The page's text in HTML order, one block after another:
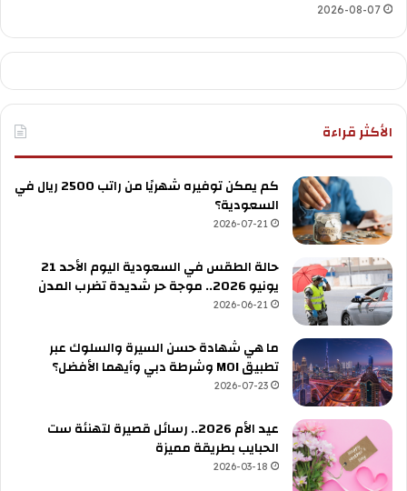
2026-08-07
الأكثر قراءة
كم يمكن توفيره شهريًا من راتب 2500 ريال في
السعودية؟
2026-07-21
حالة الطقس في السعودية اليوم الأحد 21
يونيو 2026.. موجة حر شديدة تضرب المدن
2026-06-21
ما هي شهادة حسن السيرة والسلوك عبر
تطبيق MOI وشرطة دبي وأيهما الأفضل؟
2026-07-23
عيد الأم 2026.. رسائل قصيرة لتهنئة ست
الحبايب بطريقة مميزة
2026-03-18